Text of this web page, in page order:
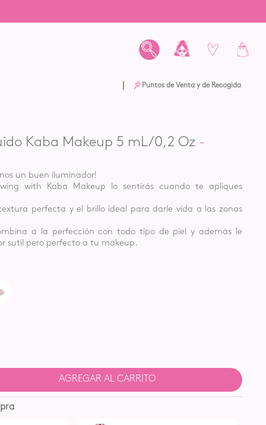
Puntos de Venta y de Recogida
Kaba Makeup 5 mL /0,2 Oz
un buen iluminador!
with Kaba Makeup lo sentirás cuando te apliques
perfecta y el brillo ideal para darle vida a las zonas
a la perfección con todo tipo de piel y además le
sutil pero perfecto a tu makeup.
AGREGAR AL CARRITO